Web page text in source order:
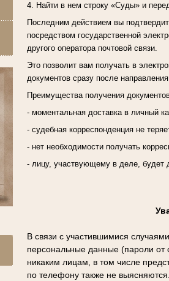
4. Найти в нем строку «Суды» и
Последним действием вы
посредством государственной
другого оператора почтовой связи.
Это позволит вам получать в
документов сразу после
Преимущества получения
- моментальная доставка в личный
- судебная корреспонденция не
- нет необходимости получать
- лицу, участвующему в деле, будет
В связи с участившимися
персональные данные (пароли от
никаким лицам, в том числе
по телефону также не